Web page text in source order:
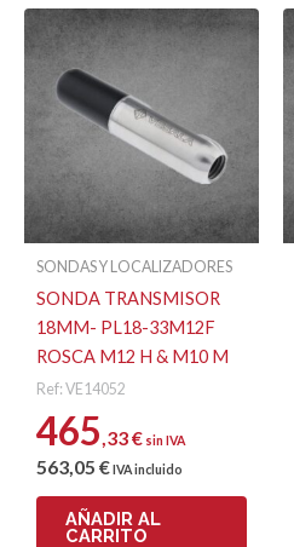
SONDAS Y LOCALIZADORES
SONDA TRANSMISOR
18MM- PL18-33M12F
ROSCA M12 H & M10 M
Ref: VE14052
465,33€ sin IVA
563,05 € IVA incluido
AÑADIR AL
CARRITO